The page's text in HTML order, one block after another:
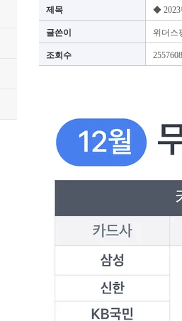
제목 ◆ 2023
글쓴이 위더스
조회수 2557608